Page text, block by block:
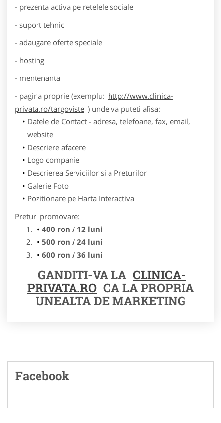
- prezenta activa pe retelele sociale
- suport tehnic
- adaugare oferte speciale
- hosting
- mentenanta
- pagina proprie (exemplu: http://www.clinica-
privata.ro/targoviste ) unde va puteti afisa:
Datele de Contact - adresa, telefoane, fax, email,
website
Descriere afacere
Logo companie
Descrierea Serviciilor si a Preturilor
Galerie Foto
Pozitionare pe Harta Interactiva
Preturi promovare:
400 ron / 12 luni
500 ron / 24 luni
600 ron / 36 luni
GANDITI-VA LA CLINICA-
PRIVATA.RO CA LA PROPRIA
UNEALTA DE MARKETING
Facebook